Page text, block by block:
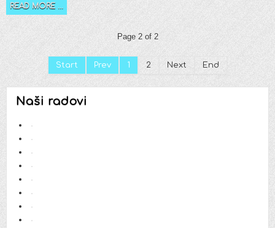
READ MORE ...
Page 2 of 2
Start Prev 1 2 Next End
Naši radovi